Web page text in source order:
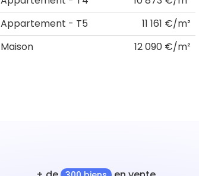
Appartement - T5
11 161 €/m²
Maison
12 090 €/m²